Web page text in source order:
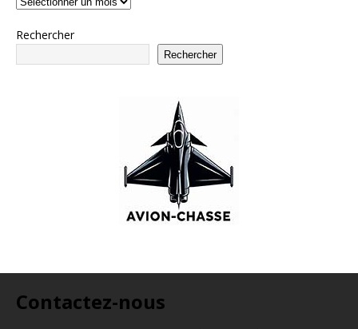
Rechercher
Rechercher
Contactez-nous